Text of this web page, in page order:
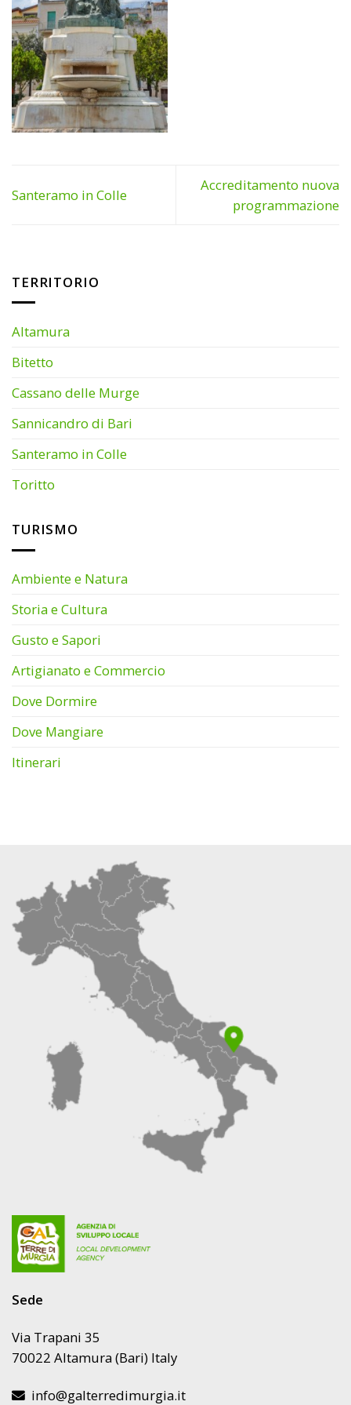
TERRITORIO
Altamura
Bitetto
Cassano delle Murge
Sannicandro di Bari
Santeramo in Colle
Toritto
TURISMO
Ambiente e Natura
Storia e Cultura
Gusto e Sapori
Artigianato e Commercio
Dove Dormire
Dove Mangiare
Itinerari
Santeramo in Colle
Accreditamento nuova
programmazione
Sede
Via Trapani 35
70022 Altamura (Bari) Italy
info@galterredimurgia.it